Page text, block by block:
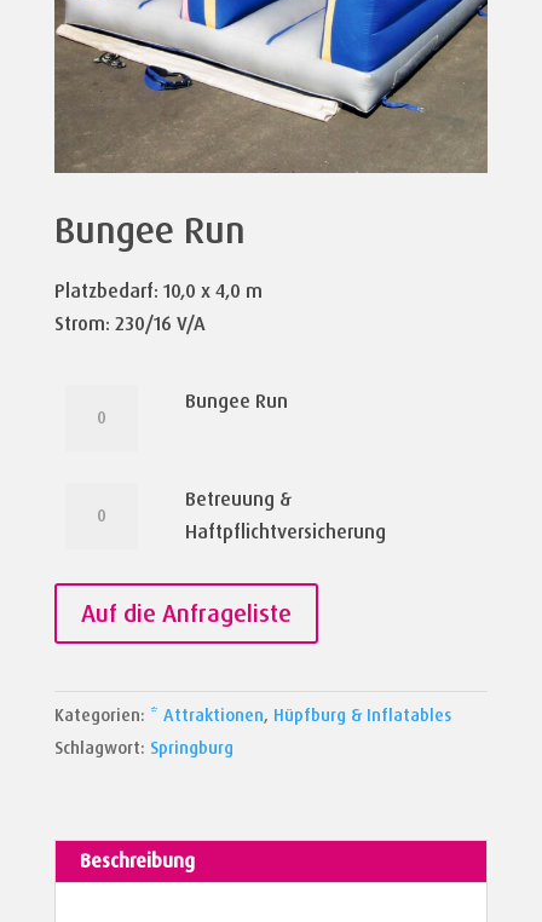
Bungee Run
Platzbedarf: 10,0 x 4,0 m
Strom: 230/16 V/A
Bungee Run
Betreuung &
Haftpflichtversicherung
Auf die Anfrageliste
Kategorien: * Attraktionen, Hüpfburg & Inflatables
Schlagwort: Springburg
Beschreibung